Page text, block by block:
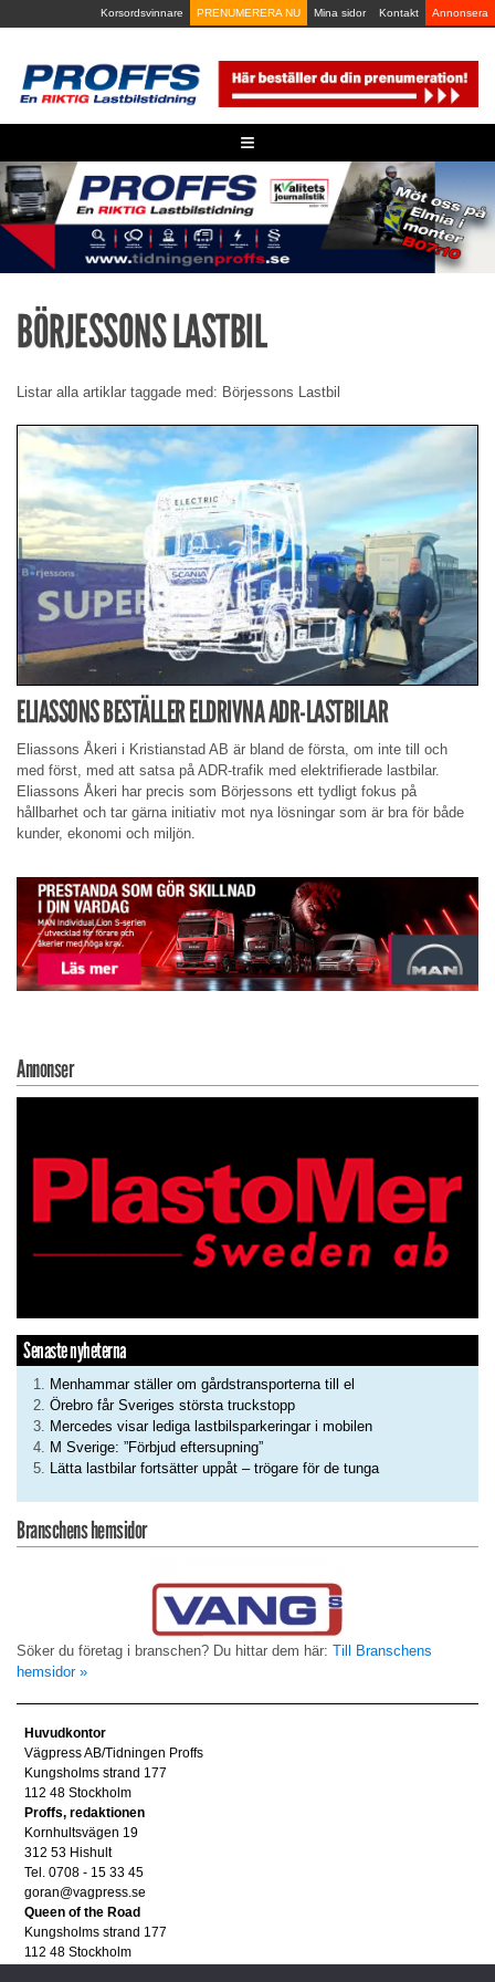
to
Korsordsvinnare PRENUMERERA NU Mina sidor Kontakt Annonsera
≡
BÖRJESSONS LASTBIL
Listar alla artiklar taggade med: Börjessons Lastbil
ELIASSONS BESTÄLLER ELDRIVNA ADR-LASTBILAR
Eliassons Åkeri i Kristianstad AB är bland de första, om inte till och
med först, med att satsa på ADR-trafik med elektrifierade lastbilar.
Eliassons Åkeri har precis som Börjessons ett tydligt fokus på
hållbarhet och tar gärna initiativ mot nya lösningar som är bra för både
kunder, ekonomi och miljön.
Annonser
Senaste nyheterna
Menhammar ställer om gårdstransporterna till el
Örebro får Sveriges största truckstopp
Mercedes visar lediga lastbilsparkeringar i mobilen
M Sverige: ”Förbjud eftersupning”
Lätta lastbilar fortsätter uppåt – trögare för de tunga
Branschens hemsidor
Söker du företag i branschen? Du hittar dem här: Till Branschens
hemsidor »
Huvudkontor
Vägpress AB/Tidningen Proffs
Kungsholms strand 177
112 48 Stockholm
Proffs, redaktionen
Kornhultsvägen 19
312 53 Hishult
Tel. 0708 - 15 33 45
goran@vagpress.se
Queen of the Road
Kungsholms strand 177
112 48 Stockholm